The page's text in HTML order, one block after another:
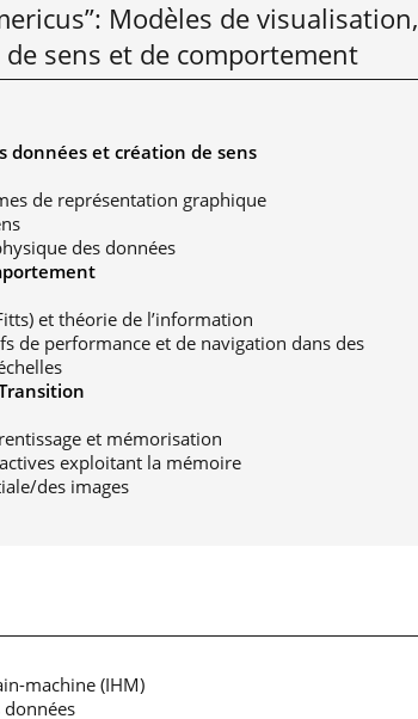
Modèles de visualisation,
sens et de comportement
données et création de sens
de représentation graphique
des données
et théorie de l’information
de performance et de navigation dans des
et mémorisation
exploitant la mémoire
des images
machine (IHM)